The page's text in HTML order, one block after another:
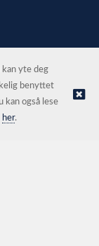
av Kréatif
yte deg
benyttet
kan også lese
her.